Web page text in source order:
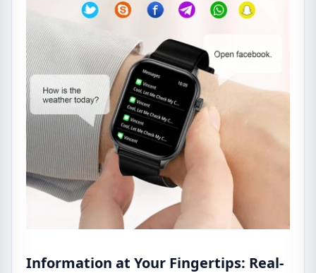
Information at Your Fingertips: Real-